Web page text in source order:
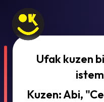
Ufak kuzen
Kuzen: Abi,